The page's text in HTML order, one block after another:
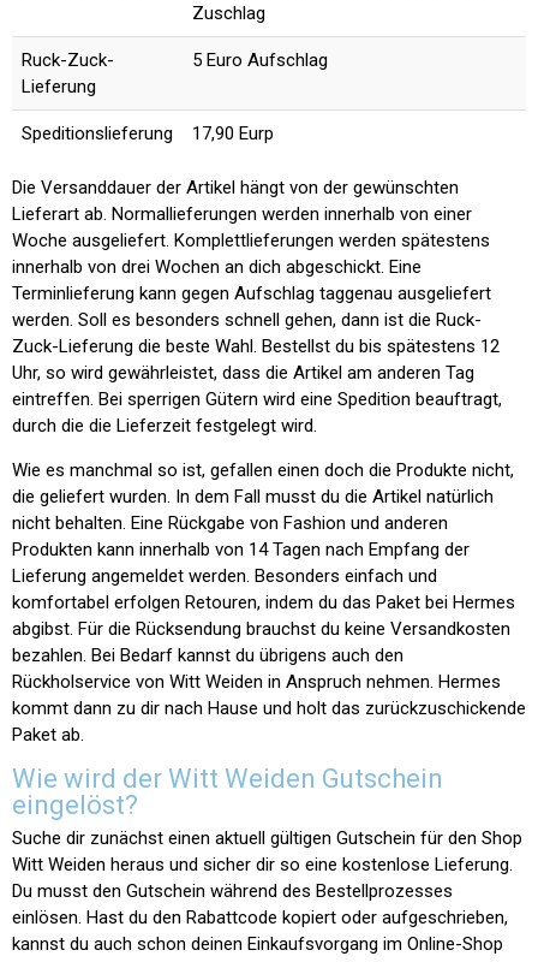
Zuschlag
Ruck-Zuck-
Lieferung
5 Euro Aufschlag
Speditionslieferung 17,90 Eurp
Die Versanddauer der Artikel hängt von der gewünschten
Lieferart ab. Normallieferungen werden innerhalb von einer
Woche ausgeliefert. Komplettlieferungen werden spätestens
innerhalb von drei Wochen an dich abgeschickt. Eine
Terminlieferung kann gegen Aufschlag taggenau ausgeliefert
werden. Soll es besonders schnell gehen, dann ist die Ruck-
Zuck-Lieferung die beste Wahl. Bestellst du bis spätestens 12
Uhr, so wird gewährleistet, dass die Artikel am anderen Tag
eintreffen. Bei sperrigen Gütern wird eine Spedition beauftragt,
durch die die Lieferzeit festgelegt wird.
Wie es manchmal so ist, gefallen einen doch die Produkte nicht,
die geliefert wurden. In dem Fall musst du die Artikel natürlich
nicht behalten. Eine Rückgabe von Fashion und anderen
Produkten kann innerhalb von 14 Tagen nach Empfang der
Lieferung angemeldet werden. Besonders einfach und
komfortabel erfolgen Retouren, indem du das Paket bei Hermes
abgibst. Für die Rücksendung brauchst du keine Versandkosten
bezahlen. Bei Bedarf kannst du übrigens auch den
Rückholservice von Witt Weiden in Anspruch nehmen. Hermes
kommt dann zu dir nach Hause und holt das zurückzuschickende
Paket ab.
Wie wird der Witt Weiden Gutschein
eingelöst?
Suche dir zunächst einen aktuell gültigen Gutschein für den Shop
Witt Weiden heraus und sicher dir so eine kostenlose Lieferung.
Du musst den Gutschein während des Bestellprozesses
einlösen. Hast du den Rabattcode kopiert oder aufgeschrieben,
kannst du auch schon deinen Einkaufsvorgang im Online-Shop